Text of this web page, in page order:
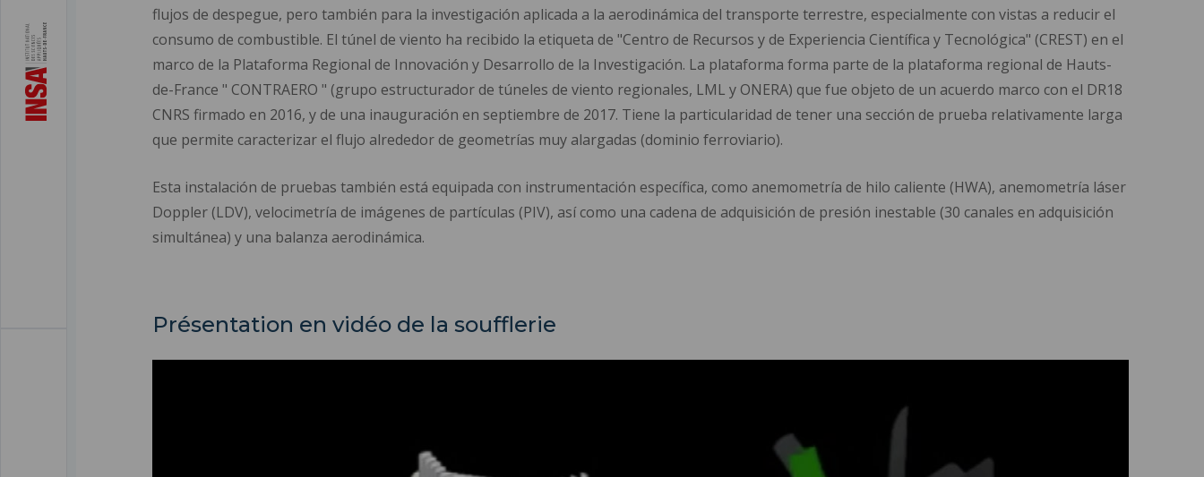
flujos de despegue, pero también para la investigación aplicada a la aerodinámica del transporte terrestre, especialmente con vistas a reducir el
consumo de combustible. El túnel de viento ha recibido la etiqueta de "Centro de Recursos y de Experiencia Científica y Tecnológica" (CREST) en el
marco de la Plataforma Regional de Innovación y Desarrollo de la Investigación. La plataforma forma parte de la plataforma regional de Hauts-
de-France " CONTRAERO " (grupo estructurador de túneles de viento regionales, LML y ONERA) que fue objeto de un acuerdo marco con el DR18
CNRS firmado en 2016, y de una inauguración en septiembre de 2017. Tiene la particularidad de tener una sección de prueba relativamente larga
que permite caracterizar el flujo alrededor de geometrías muy alargadas (dominio ferroviario).
Esta instalación de pruebas también está equipada con instrumentación específica, como anemometría de hilo caliente (HWA), anemometría láser
Doppler (LDV), velocimetría de imágenes de partículas (PIV), así como una cadena de adquisición de presión inestable (30 canales en adquisición
simultánea) y una balanza aerodinámica.
Présentation en vidéo de la soufflerie